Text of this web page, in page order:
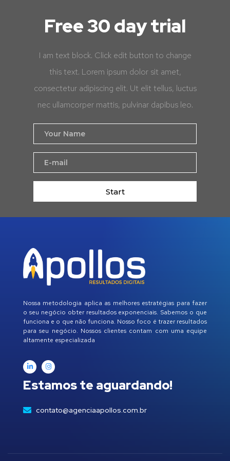
Free 30 day trial
I am text block. Click edit button to change
this text. Lorem ipsum dolor sit amet,
consectetur adipiscing elit. Ut elit tellus, luctus
nec ullamcorper mattis, pulvinar dapibus leo.
Start
Nossa metodologia aplica as melhores estratégias para fazer
o seu negócio obter resultados exponenciais. Sabemos o que
funciona e o que não funciona. Nosso foco é trazer resultados
para seu negócio. Nossos clientes contam com uma equipe
altamente especializada
Estamos te aguardando!
contato@agenciaapollos.com.br